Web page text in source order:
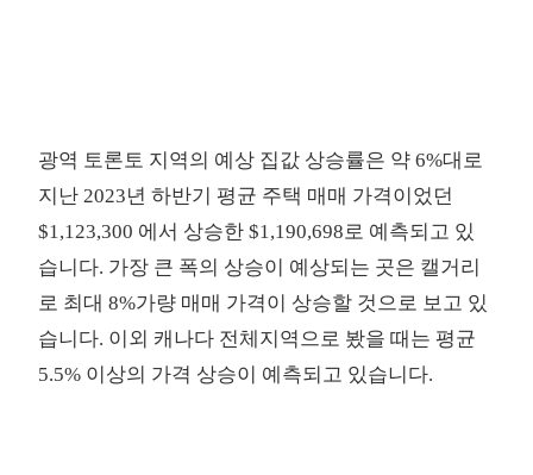
광역 토론토 지역의 예상 집값 상승률은 약 6%대로
지난 2023년 하반기 평균 주택 매매 가격이었던
$1,123,300 에서 상승한 $1,190,698로 예측되고 있
습니다. 가장 큰 폭의 상승이 예상되는 곳은 캘거리
로 최대 8%가량 매매 가격이 상승할 것으로 보고 있
습니다. 이외 캐나다 전체지역으로 봤을 때는 평균
5.5% 이상의 가격 상승이 예측되고 있습니다.